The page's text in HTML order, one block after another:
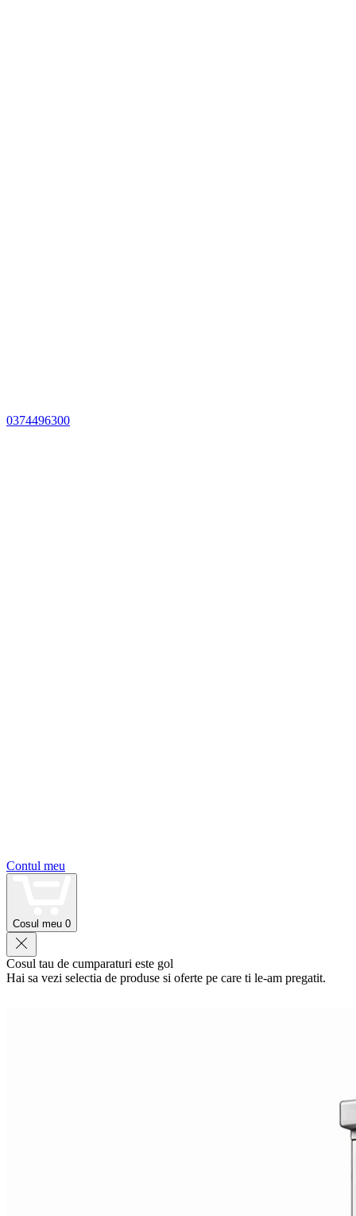
0374496300
Contul meu
Cosul meu 0
Cosul tau de cumparaturi este gol
Hai sa vezi selectia de produse si oferte pe care ti le-am pregatit.